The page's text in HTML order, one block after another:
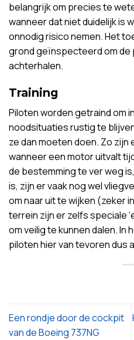
belangrijk om precies te
wanneer dat niet duidelijk is
onnodig risico nemen. Het
grond geïnspecteerd om de
achterhalen.
Training
Piloten worden getraind om
noodsituaties rustig te
ze dan moeten doen. Zo
wanneer een motor uitvalt
de bestemming te ver weg
is, zijn er vaak nog wel
om naar uit te wijken (zeker
terrein zijn er zelfs speciale
om veilig te kunnen dalen. In
piloten hier van tevoren dus
Een rondje door de cockpit
van de Boeing 737NG